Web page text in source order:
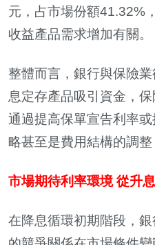
元，占市場份額41.32%
收益產品需求增加有關。
整體而言，銀行與保險
息定存產品吸引資金，
通過提高保單宣告利率
略甚至是費用結構的調整
市場期待利率環境 從升
在降息循環初期階段，